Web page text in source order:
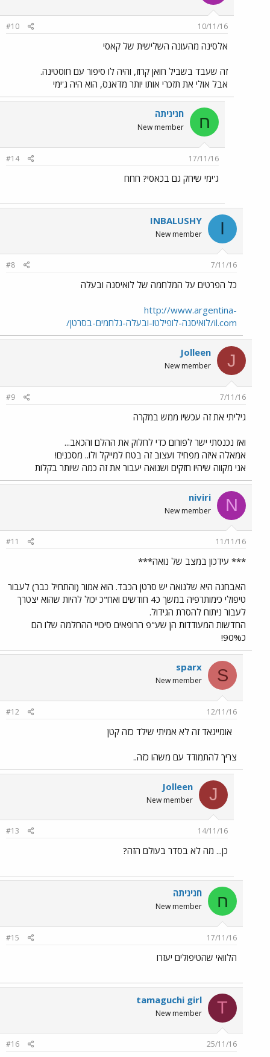
10/11/16
#10
אלסינה מהעונה השלישית של קאסי
זה שעבד בשביל חואן קרוז, והיה לו סיפור עם חוסטינה.
אבל אולי את תזכרי אותו יותר מדאנס, הוא היה ג'ימי
ח חניניתה
New member
17/11/16
#14
ג'ימי שיחק גם בכאסי? חחח
I
INBALUSHY
New member
7/11/16
#8
כל הפרטים על המלחמה של לואיסנה ובעלה
http://www.argentina-
il.com/לואיסנה-לופילטו-ובעלה-נלחמים-בסרטן/
J
Jolleen
New member
7/11/16
#9
גיליתי את זה עכשיו ממש במקרה
ואז נכנסתי ישר לפורום כדי לחלוק את ההלם והכאב...
אמאלה איזה מפחיד ועצוב זה בטח למייקל ולו.. מסכנים!
אני מקווה שיהיו חזקים ושנואה יעבור את זה כמה שיותר בקלות
N
niviri
New member
11/11/16
#11
*** עידכון במצב של נואה***
האבחנה היא שלנואה יש סרטן הכבד. הוא אמור (והתחיל כבר) לעבור
טיפולי כימותרפיה במשך כ4 חודשים ואח"כ יכול להיות שהוא יצטרך
לעבור ניתוח להסרת הגידול.
החדשות המעודדות הן שע"פ הרופאים סיכויי ההחלמה שלו הם
כ90%!
S
sparx
New member
12/11/16
#12
אומייגאד זה לא אמיתי שילד כזה קטן
צריך להתמודד עם משהו כזה..
J
Jolleen
New member
14/11/16
#13
כן... מה לא בסדר בעולם הזה?
ח חניניתה
New member
17/11/16
#15
הלוואי שהטיפולים יעזרו
T
tamaguchi girl
New member
25/11/16
#16